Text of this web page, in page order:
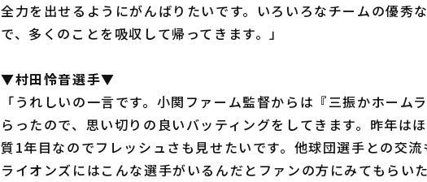
全力を出せるようにがんばりたいです。いろいろなチームの優秀
で、多くのことを吸収して帰ってきます。」
▼村田怜音選手▼
「うれしいの一言です。小関ファーム監督からは『三振かホーム
らったので、思い切りの良いバッティングをしてきます。昨年は
質1年目なのでフレッシュさも見せたいです。他球団選手との交
ライオンズにはこんな選手がいるんだとファンの方にみてもらい